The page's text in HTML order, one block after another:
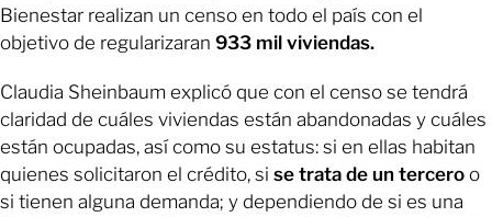
Bienestar realizan un censo en todo el país con el
objetivo de regularizaran 933 mil viviendas.
Claudia Sheinbaum explicó que con el censo se tendrá
claridad de cuáles viviendas están abandonadas y cuáles
están ocupadas, así como su estatus: si en ellas habitan
quienes solicitaron el crédito, si se trata de un tercero o
si tienen alguna demanda; y dependiendo de si es una